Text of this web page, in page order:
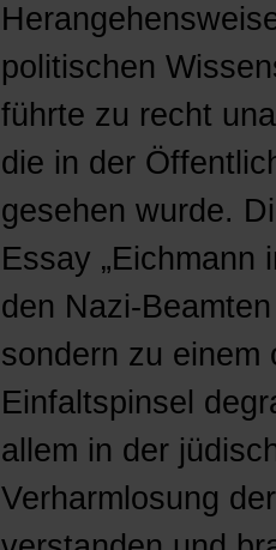
politischen
führte zu recht
die in der
gesehen wurde.
Essay „Eichmann
den Nazi-
sondern zu einem
Einfaltspinsel
allem in der
Verharmlosung